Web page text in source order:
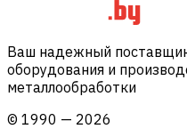
Ваш надежный
оборудования и
металлообработки
© 1990 — 2026